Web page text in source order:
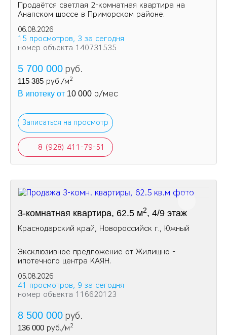
Продаётся светлая 2-комнатная квартира на
Анапском шоссе в Приморском районе.
06.08.2026
15 просмотров, 3 за сегодня
номер объекта 140731535
5 700 000 руб.
115 385 руб./м2
В ипотеку от 10 000 р/мес
Записаться на просмотр
8 (928) 411-79-51
3-комнатная квартира, 62.5 м2, 4/9 этаж
Краснодарский край, Новороссийск г., Южный
Эксклюзивное предложение от Жилищно -
ипотечного центра КАЯН.
05.08.2026
41 просмотров, 9 за сегодня
номер объекта 116620123
8 500 000 руб.
136 000 руб./м2